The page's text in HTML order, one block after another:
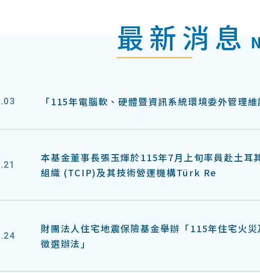
最新消息
「115年電腦軟、硬體暨資訊系統環境委外管理
本基金董事長張玉煇於115年7月上旬率員赴土耳
組織 (TCIP)及其技術營運機構Türk Re
財團法人住宅地震保險基金舉辦「115年住宅火
徵選辦法」